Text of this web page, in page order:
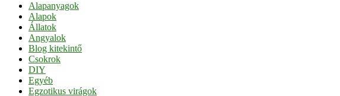
Alapanyagok
Alapok
Állatok
Angyalok
Blog kitekintő
Csokrok
DIY
Egyéb
Egzotikus virágok